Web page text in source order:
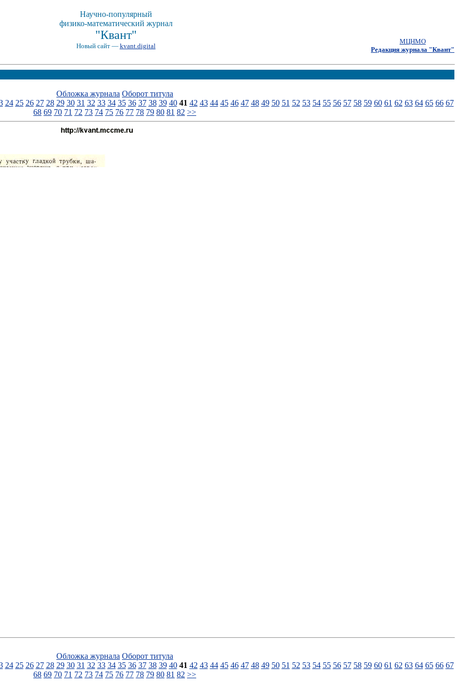
Научно-популярный
физико-математический журнал
"Квант"
Новый сайт — kvant.digital
МЦНМО
Редакция журнала "Квант"
Обложка журнала Оборот титула
24 25 26 27 28 29 30 31 32 33 34 35 36 37 38 39 40 41 42 43 44 45 46 47 48 49 50 51 52 53 54 55 56 57 58 59 60 61 62 63 64 65 66 67
68 69 70 71 72 73 74 75 76 77 78 79 80 81 82 >>
Обложка журнала Оборот титула
24 25 26 27 28 29 30 31 32 33 34 35 36 37 38 39 40 41 42 43 44 45 46 47 48 49 50 51 52 53 54 55 56 57 58 59 60 61 62 63 64 65 66 67
68 69 70 71 72 73 74 75 76 77 78 79 80 81 82 >>